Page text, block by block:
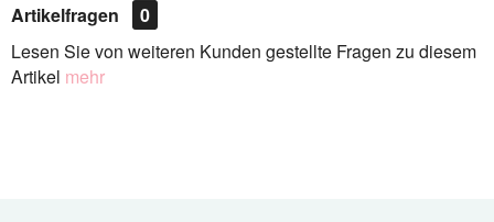
Artikelfragen
0
Lesen Sie von weiteren Kunden gestellte Fragen zu diesem
Artikel mehr